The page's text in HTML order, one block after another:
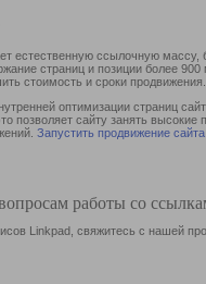
естественную ссылочную
страниц и позиции более
стоимость и сроки продвижения.
оптимизации страниц
позволяет сайту занять
Запустить продвижение сайта
работы со
Linkpad, свяжитесь с нашей